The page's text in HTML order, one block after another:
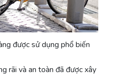
được sử dụng phổ biến
rãi và an toàn đã được xây